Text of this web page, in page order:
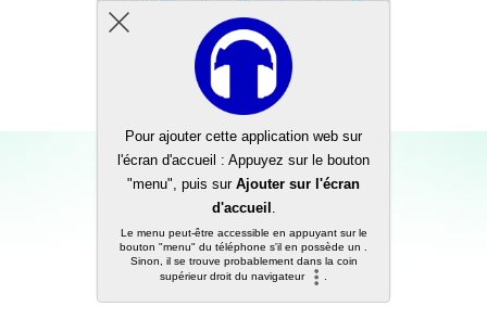
Back to top